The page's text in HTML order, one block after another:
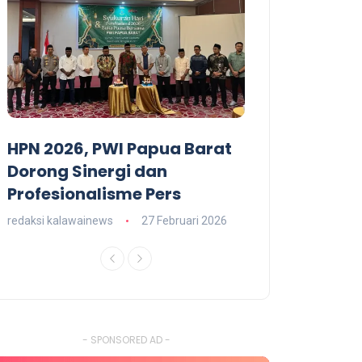
HPN 2026, PWI Papua Barat
Dorong Sinergi dan
Profesionalisme Pers
redaksi kalawainews 27 Februari 2026
- SPONSORED AD -